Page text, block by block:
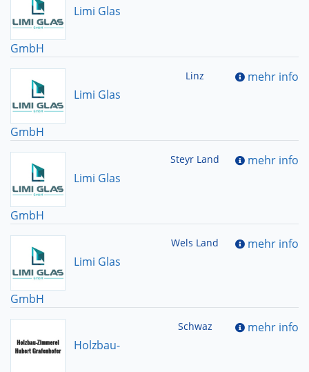
Limi Glas
GmbH
Limi Glas
GmbH
Linz mehr info
Limi Glas
GmbH
Steyr Land mehr info
Limi Glas
GmbH
Wels Land mehr info
Holzbau-
Schwaz mehr info